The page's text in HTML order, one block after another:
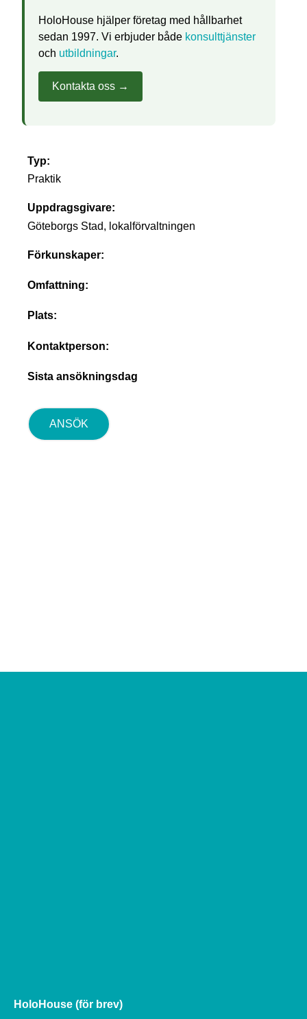
HoloHouse hjälper företag med hållbarhet
sedan 1997. Vi erbjuder både konsulttjänster
och utbildningar.
Kontakta oss →
Typ:
Praktik
Uppdragsgivare:
Göteborgs Stad, lokalförvaltningen
Förkunskaper:
Omfattning:
Plats:
Kontaktperson:
Sista ansökningsdag
ANSÖK
HoloHouse (för brev)